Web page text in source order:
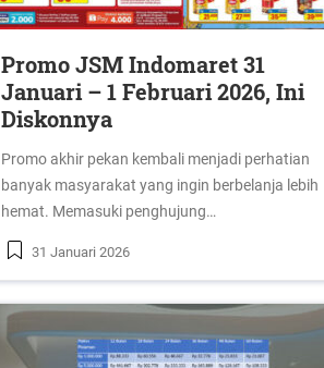
Promo JSM Indomaret 31
Januari – 1 Februari 2026, Ini
Diskonnya
Promo akhir pekan kembali menjadi perhatian
banyak masyarakat yang ingin berbelanja lebih
hemat. Memasuki penghujung…
31 Januari 2026